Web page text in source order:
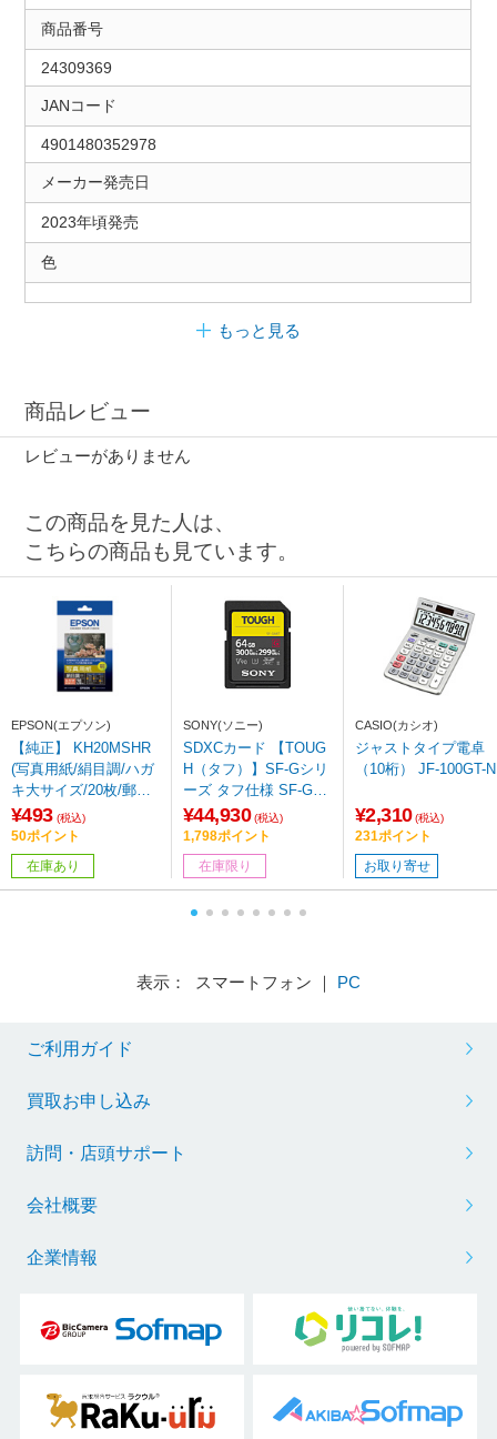
商品番号
24309369
JANコード
4901480352978
メーカー発売日
2023年頃発売
色
もっと見る
商品レビュー
レビューがありません
この商品を見た人は、
こちらの商品も見ています。
EPSON(エプソン)
【純正】 KH20MSHR
(写真用紙/絹目調/ハガ
キ大サイズ/20枚/郵便
番号枠付) 【864】
¥493 (税込)
50ポイント
在庫あり
SONY(ソニー)
SDXCカード 【TOUG
H（タフ）】SF-Gシリ
ーズ タフ仕様 SF-G64
T [64GB /Class10]
¥44,930 (税込)
1,798ポイント
在庫限り
CASIO(カシオ)
ジャストタイプ電卓
（10桁） JF-100GT-N
¥2,310 (税込)
231ポイント
お取り寄せ
表示： スマートフォン ｜ PC
ご利用ガイド
買取お申し込み
訪問・店頭サポート
会社概要
企業情報